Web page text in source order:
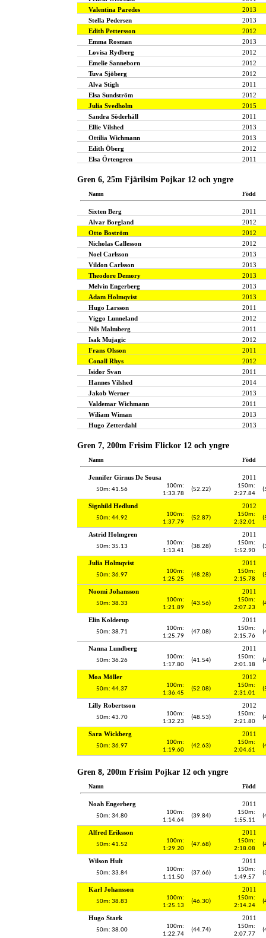
Valentina Paredes
2013
Stella Pedersen
2013
Edith Pettersson
2012
Emma Rosman
2013
Lovisa Rydberg
2012
Emelie Sanneborn
2012
Tuva Sjöberg
2012
Alva Stigh
2011
Elsa Sundström
2012
Julia Svedholm
2015
Sandra Söderhäll
2011
Ellie Vilshed
2013
Ottilia Wichmann
2013
Edith Öberg
2012
Elsa Örtengren
2011
Gren 6, 25m Fjärilsim Pojkar 12 och yngre
Namn Född
Sixten Berg
2011
Alvar Borgland
2012
Otto Boström
2012
Nicholas Callesson
2012
Noel Carlsson
2013
Vildon Carlsson
2013
Theodore Demory
2013
Melvin Engerberg
2013
Adam Holmqvist
2013
Hugo Larsson
2011
Viggo Lunneland
2012
Nils Malmberg
2011
Isak Mujagic
2012
Frans Olsson
2011
Conall Rhys
2012
Isidor Svan
2011
Hannes Vilshed
2014
Jakob Werner
2013
Valdemar Wichmann
2011
Wiliam Wiman
2013
Hugo Zetterdahl
2013
Gren 7, 200m Frisim Flickor 12 och yngre
Namn Född
Jennifer Girnus De Sousa 2011
50m: 41.56
100m:
1:33.78
(52.22)
150m:
2:27.84
Signhild Hedlund 2012
50m: 44.92
100m:
1:37.79
(52.87)
150m:
2:32.01
Astrid Holmgren 2011
50m: 35.13
100m:
1:13.41
(38.28)
150m:
1:52.90
Julia Holmqvist 2011
50m: 36.97
100m:
1:25.25
(48.28)
150m:
2:15.78
Noomi Johansson 2011
50m: 38.33
100m:
1:21.89
(43.56)
150m:
2:07.23
Elin Kolderup 2011
50m: 38.71
100m:
1:25.79
(47.08)
150m:
2:15.76
Nanna Lundberg 2011
50m: 36.26
100m:
1:17.80
(41.54)
150m:
2:01.18
Moa Möller 2012
50m: 44.37
100m:
1:36.45
(52.08)
150m:
2:31.01
Lilly Robertsson 2012
50m: 43.70
100m:
1:32.23
(48.53)
150m:
2:21.80
Sara Wickberg 2011
50m: 36.97
100m:
1:19.60
(42.63)
150m:
2:04.61
Gren 8, 200m Frisim Pojkar 12 och yngre
Namn Född
Noah Engerberg 2011
50m: 34.80
100m:
1:14.64
(39.84)
150m:
1:55.11
Alfred Eriksson 2011
50m: 41.52
100m:
1:29.20
(47.68)
150m:
2:18.08
Wilson Hult 2011
50m: 33.84
100m:
1:11.50
(37.66)
150m:
1:49.57
Karl Johansson 2011
50m: 38.83
100m:
1:25.13
(46.30)
150m:
2:14.24
Hugo Stark 2011
50m: 38.00
100m:
1:22.74
(44.74)
150m:
2:07.77